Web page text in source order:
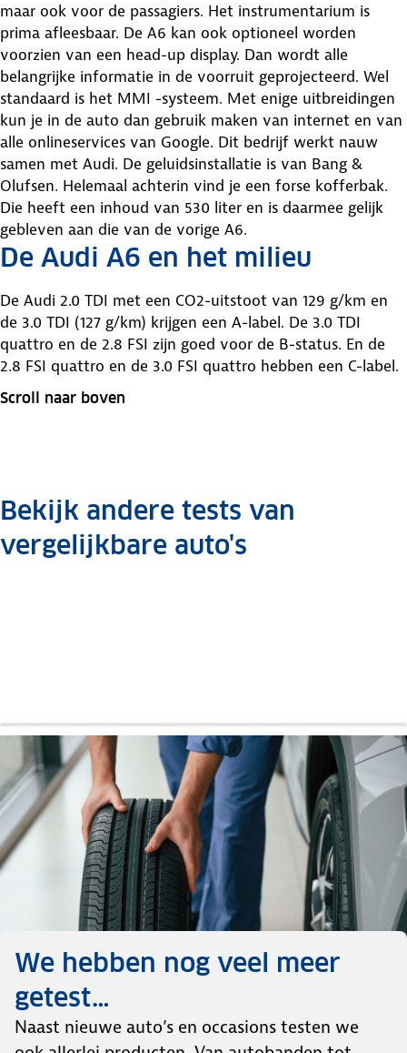
maar ook voor de passagiers. Het instrumentarium is
prima afleesbaar. De A6 kan ook optioneel worden
voorzien van een head-up display. Dan wordt alle
belangrijke informatie in de voorruit geprojecteerd. Wel
standaard is het MMI -systeem. Met enige uitbreidingen
kun je in de auto dan gebruik maken van internet en van
alle onlineservices van Google. Dit bedrijf werkt nauw
samen met Audi. De geluidsinstallatie is van Bang &
Olufsen. Helemaal achterin vind je een forse kofferbak.
Die heeft een inhoud van 530 liter en is daarmee gelijk
gebleven aan die van de vorige A6.
De Audi A6 en het milieu
De Audi 2.0 TDI met een CO2-uitstoot van 129 g/km en
de 3.0 TDI (127 g/km) krijgen een A-label. De 3.0 TDI
quattro en de 2.8 FSI zijn goed voor de B-status. En de
2.8 FSI quattro en de 3.0 FSI quattro hebben een C-label.
Scroll naar boven
Bekijk andere tests van
vergelijkbare auto's
We hebben nog veel meer
getest…
Naast nieuwe auto’s en occasions testen we